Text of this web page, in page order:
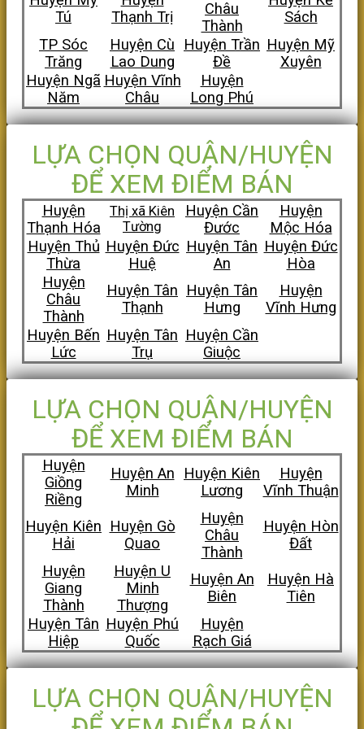
Tú
Thạnh Trị
Châu
Thành
Sách
TP Sóc
Trăng
Huyện Cù
Lao Dung
Huyện Trần
Đề
Huyện Mỹ
Xuyên
Huyện Ngã
Năm
Huyện Vĩnh
Châu
Huyện
Long Phú
LỰA CHỌN QUẬN/HUYỆN
ĐỂ XEM ĐIỂM BÁN
Huyện
Thạnh Hóa
Thị xã Kiên
Tường
Huyện Cần
Đước
Huyện
Mộc Hóa
Huyện Thủ
Thừa
Huyện Đức
Huệ
Huyện Tân
An
Huyện Đức
Hòa
Huyện
Châu
Thành
Huyện Tân
Thạnh
Huyện Tân
Hưng
Huyện
Vĩnh Hưng
Huyện Bến
Lức
Huyện Tân
Trụ
Huyện Cần
Giuộc
LỰA CHỌN QUẬN/HUYỆN
ĐỂ XEM ĐIỂM BÁN
Huyện
Giồng
Riềng
Huyện An
Minh
Huyện Kiên
Lương
Huyện
Vĩnh Thuận
Huyện Kiên
Hải
Huyện Gò
Quao
Huyện
Châu
Thành
Huyện Hòn
Đất
Huyện
Giang
Thành
Huyện U
Minh
Thượng
Huyện An
Biên
Huyện Hà
Tiên
Huyện Tân
Hiệp
Huyện Phú
Quốc
Huyện
Rạch Giá
LỰA CHỌN QUẬN/HUYỆN